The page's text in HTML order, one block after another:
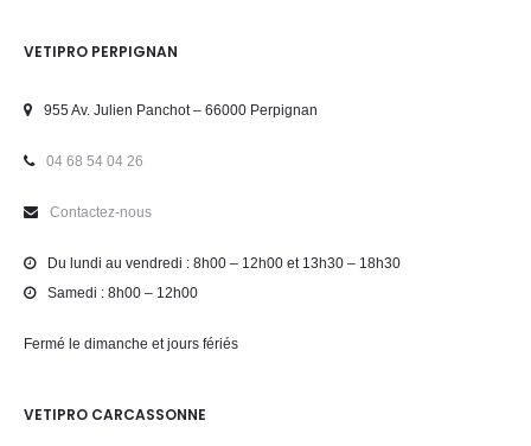
VETIPRO PERPIGNAN
955 Av. Julien Panchot – 66000 Perpignan
04 68 54 04 26
Contactez-nous
Du lundi au vendredi : 8h00 – 12h00 et 13h30 – 18h30
Samedi : 8h00 – 12h00
Fermé le dimanche et jours fériés
VETIPRO CARCASSONNE